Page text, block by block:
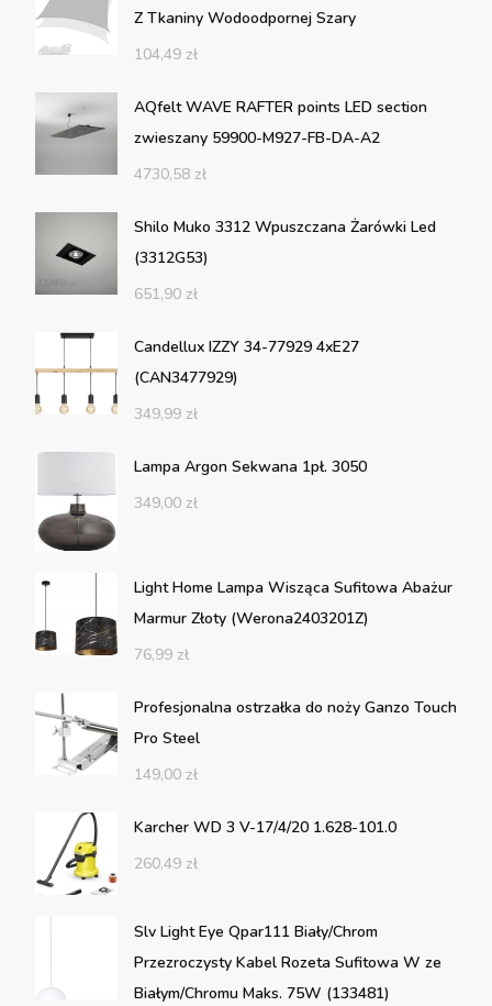
Z Tkaniny Wodoodpornej Szary
104,49 zł
AQfelt WAVE RAFTER points LED section
zwieszany 59900-M927-FB-DA-A2
4730,58 zł
Shilo Muko 3312 Wpuszczana Żarówki Led
(3312G53)
651,90 zł
Candellux IZZY 34-77929 4xE27
(CAN3477929)
349,99 zł
Lampa Argon Sekwana 1pł. 3050
349,00 zł
Light Home Lampa Wisząca Sufitowa Abażur
Marmur Złoty (Werona2403201Z)
76,99 zł
Profesjonalna ostrzałka do noży Ganzo Touch
Pro Steel
149,00 zł
Karcher WD 3 V-17/4/20 1.628-101.0
260,49 zł
Slv Light Eye Qpar111 Biały/Chrom
Przezroczysty Kabel Rozeta Sufitowa W ze
Białym/Chromu Maks. 75W (133481)